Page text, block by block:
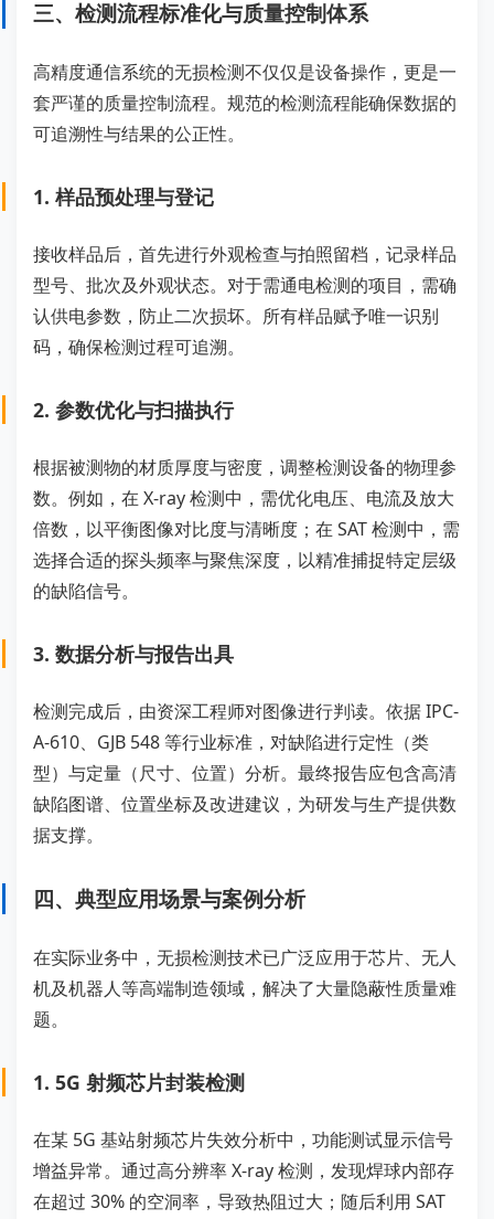
三、检测流程标准化与质量控制体系
高精度通信系统的无损检测不仅仅是设备操作，更是一
套严谨的质量控制流程。规范的检测流程能确保数据的
可追溯性与结果的公正性。
1. 样品预处理与登记
接收样品后，首先进行外观检查与拍照留档，记录样品
型号、批次及外观状态。对于需通电检测的项目，需确
认供电参数，防止二次损坏。所有样品赋予唯一识别
码，确保检测过程可追溯。
2. 参数优化与扫描执行
根据被测物的材质厚度与密度，调整检测设备的物理参
数。例如，在 X-ray 检测中，需优化电压、电流及放大
倍数，以平衡图像对比度与清晰度；在 SAT 检测中，需
选择合适的探头频率与聚焦深度，以精准捕捉特定层级
的缺陷信号。
3. 数据分析与报告出具
检测完成后，由资深工程师对图像进行判读。依据 IPC-
A-610、GJB 548 等行业标准，对缺陷进行定性（类
型）与定量（尺寸、位置）分析。最终报告应包含高清
缺陷图谱、位置坐标及改进建议，为研发与生产提供数
据支撑。
四、典型应用场景与案例分析
在实际业务中，无损检测技术已广泛应用于芯片、无人
机及机器人等高端制造领域，解决了大量隐蔽性质量难
题。
1. 5G 射频芯片封装检测
在某 5G 基站射频芯片失效分析中，功能测试显示信号
增益异常。通过高分辨率 X-ray 检测，发现焊球内部存
在超过 30% 的空洞率，导致热阻过大；随后利用 SAT